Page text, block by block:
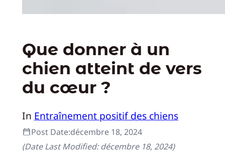
Que donner à un
chien atteint de vers
du cœur ?
In Entraînement positif des chiens
Post Date:décembre 18, 2024
(Date Last Modified:décembre 18, 2024)